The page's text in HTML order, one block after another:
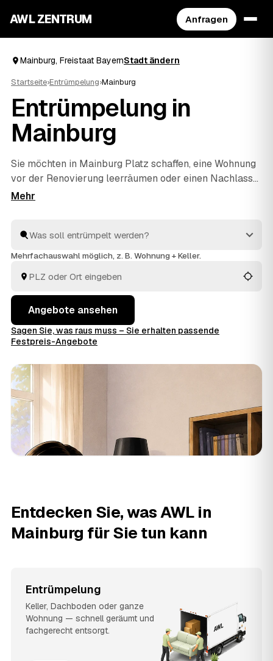
AWL ZENTRUM Anfragen
Mainburg, Freistaat BayernStadt ändern
Startseite›Entrümpelung›Mainburg
Entrümpelung in
Mainburg
Sie möchten in Mainburg Platz schaffen, eine Wohnung
vor der Renovierung leerräumen oder einen Nachlass
auflösen? Beschreiben Sie Ihren Auftrag bei AWL
einzelnen Raum bis zur kompletten
Haushaltsauflösungwird alles fachgerecht ausgeräumt
Blick.
Mehrfachauswahl möglich, z. B. Wohnung + Keller.
Angebote ansehen
Sagen Sie, was raus muss – Sie erhalten passende
Festpreis-Angebote
Entdecken Sie, was AWL in
Mainburg für Sie tun kann
Entrümpelung
Keller, Dachboden oder ganze
Wohnung — schnell geräumt und
fachgerecht entsorgt.